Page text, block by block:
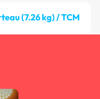
(7.26 kg) / TCM